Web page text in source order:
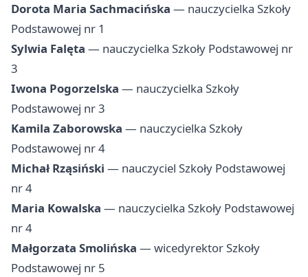
Dorota Maria Sachmacińska — nauczycielka Szkoły
Podstawowej nr 1
Sylwia Falęta — nauczycielka Szkoły Podstawowej nr
3
Iwona Pogorzelska — nauczycielka Szkoły
Podstawowej nr 3
Kamila Zaborowska — nauczycielka Szkoły
Podstawowej nr 4
Michał Rząsiński — nauczyciel Szkoły Podstawowej
nr 4
Maria Kowalska — nauczycielka Szkoły Podstawowej
nr 4
Małgorzata Smolińska — wicedyrektor Szkoły
Podstawowej nr 5